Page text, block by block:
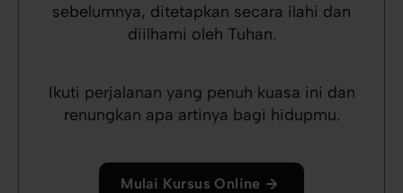
sebelumnya, ditetapkan secara ilahi dan
diilhami oleh Tuhan.
Ikuti perjalanan yang penuh kuasa ini dan
renungkan apa artinya bagi hidupmu.
Mulai Kursus Online